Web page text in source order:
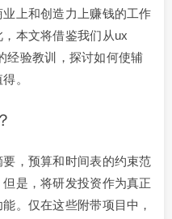
上和创造力上赚钱的工作
本文将借鉴我们从ux
经验教训，探讨如何使辅
。
，预算和时间表的约束范
是，将研发投资作为真正
。仅在这些附带项目中，